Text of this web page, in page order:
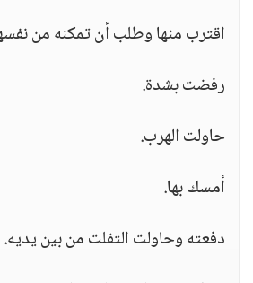
اقترب منها وطلب أن تمكنه من
رفضت بشدة.
حاولت الهرب.
أمسك بها.
دفعته وحاولت التفلت من بين يديه.